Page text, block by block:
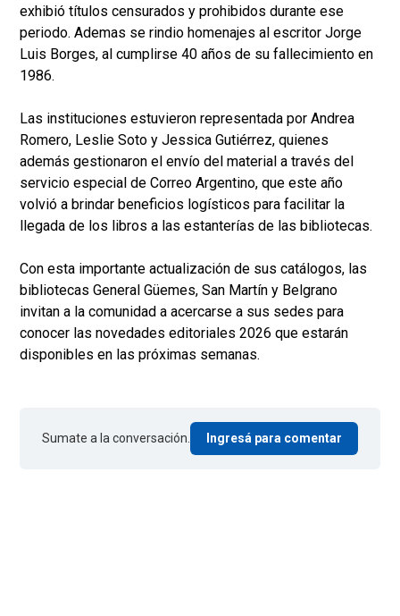
exhibió títulos censurados y prohibidos durante ese
periodo. Ademas se rindio homenajes al escritor Jorge
Luis Borges, al cumplirse 40 años de su fallecimiento en
1986.
Las instituciones estuvieron representada por Andrea
Romero, Leslie Soto y Jessica Gutiérrez, quienes
además gestionaron el envío del material a través del
servicio especial de Correo Argentino, que este año
volvió a brindar beneficios logísticos para facilitar la
llegada de los libros a las estanterías de las bibliotecas.
Con esta importante actualización de sus catálogos, las
bibliotecas General Güemes, San Martín y Belgrano
invitan a la comunidad a acercarse a sus sedes para
conocer las novedades editoriales 2026 que estarán
disponibles en las próximas semanas.
Sumate a la conversación. Ingresá para comentar